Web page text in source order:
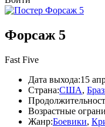
Форсаж 5
Fast Five
Дата выхода:15
Страна:США,
Возрастные
Жанр:Боевики,